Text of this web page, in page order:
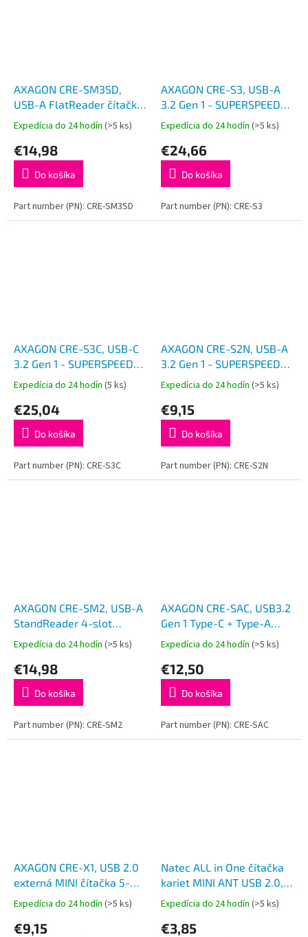
AXAGON CRE-SM3SD,
USB-A FlatReader čítačka
Smart card (eObčanka) +
SD/microSD/SIM, kábel
1.3 m
Expedícia do 24 hodín (>5 ks)
€14,98
Do košíka
Part number (PN): CRE-SM3SD
AXAGON CRE-S3, USB-A
3.2 Gen 1 - SUPERSPEED
čítačka kariet, 3-slot & lun
SD/microSD/CF, podpora
UHS-II
Expedícia do 24 hodín (>5 ks)
€24,66
Do košíka
Part number (PN): CRE-S3
AXAGON CRE-S3C, USB-C
3.2 Gen 1 - SUPERSPEED
čítačka kariet 3-slot & lun
SD/microSD/CF, podpora
UHS-II
Expedícia do 24 hodín (5 ks)
€25,04
Do košíka
Part number (PN): CRE-S3C
AXAGON CRE-S2N, USB-A
3.2 Gen 1 - SUPERSPEED
čítačka kariet, 2-slot & lun
SD/microSD, podpora
UHS-I
Expedícia do 24 hodín (>5 ks)
€9,15
Do košíka
Part number (PN): CRE-S2N
AXAGON CRE-SM2, USB-A
StandReader 4-slot
čítačka Smart card
(eObčanka) +
SD/microSD/SIM, kábel
1.3 m
Expedícia do 24 hodín (>5 ks)
€14,98
Do košíka
Part number (PN): CRE-SM2
AXAGON CRE-SAC, USB3.2
Gen 1 Type-C + Type-A
externá čítačka kariet
SD/microSD, podpora
UHS-I
Expedícia do 24 hodín (>5 ks)
€12,50
Do košíka
Part number (PN): CRE-SAC
AXAGON CRE-X1, USB 2.0
externá MINI čítačka 5-
slot ALL-IN-ONE
Expedícia do 24 hodín (>5 ks)
€9,15
Natec ALL in One čítačka
kariet MINI ANT USB 2.0,
M2/microSD/MMC/Ms/RS-
MMC/SD/T-Flash
Expedícia do 24 hodín (>5 ks)
€3,85